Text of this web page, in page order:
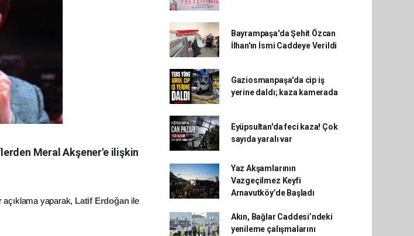
Meral Akşener'e ilişkin
yaparak, Latif Erdoğanile
Bayrampaşa'da Şehit Özcan
İlhan'ın İsmi Caddeye Verildi
Gaziosmanpaşa'da cip iş
yerine daldı; kaza kamerada
Eyüpsultan'da feci kaza! Çok
sayıda yaralı var
Yaz Akşamlarının
Vazgeçilmez Keyfi
Arnavutköy’de Başladı
Akın, Bağlar Caddesi’ndeki
yenileme çalışmalarını